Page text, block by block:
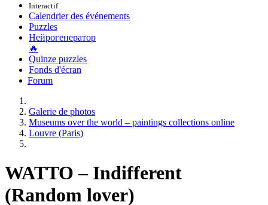
Interactif
Calendrier des événements
Puzzles
Нейрогенератор
🔥
Quinze puzzles
Fonds d'écran
Forum
Galerie de photos
Museums over the world – paintings collections online
Louvre (Paris)
WATTO – Indifferent
(Random lover)